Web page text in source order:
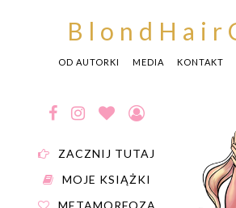
OD AUTORKI MEDIA KONTAKT
ZACZNIJ TUTAJ
MOJE KSIĄŻKI
METAMORFOZA